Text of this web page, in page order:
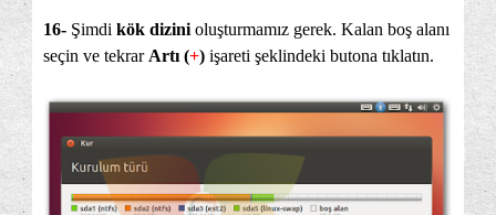
16- Şimdi kök dizinioluşturmamız gerek. Kalan boş alanı
seçin ve tekrarArtı (+) işareti şeklindeki butona tıklatın.